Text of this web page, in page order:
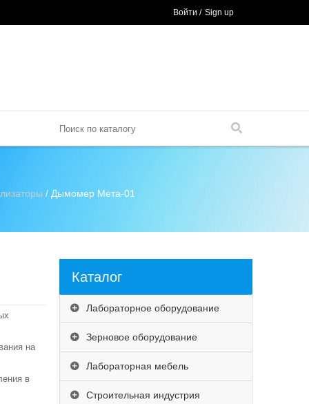
Войти / Sign up
/ Дымомер Мета-01
на
в
Каталог
Лабораторное оборудование
Зерновое оборудование
Лабораторная мебель
Строительная индустрия